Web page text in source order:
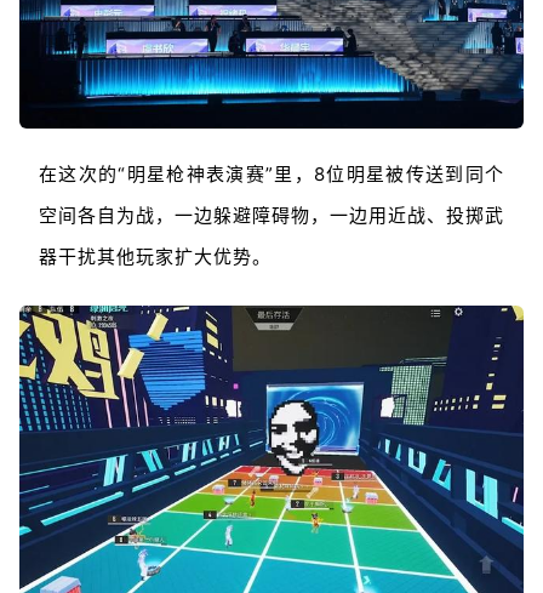
在这次的“明星枪神表演赛”里，8位明星被传送到同个
空间各自为战，一边躲避障碍物，一边用近战、投掷武
器干扰其他玩家扩大优势。